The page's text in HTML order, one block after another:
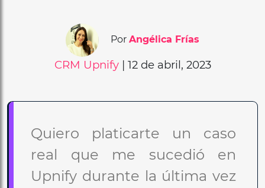
Por Angélica Frías
CRM Upnify| 12 de abril, 2023
Quiero platicarte un caso
real que me sucedió en
Upnify durante la última vez